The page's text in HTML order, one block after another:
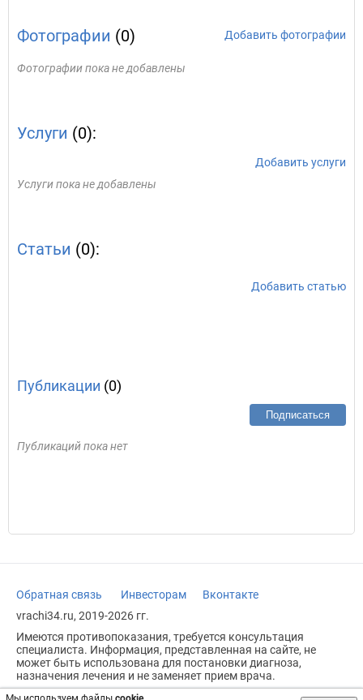
Фотографии (0) Добавить фотографии
Фотографии пока не добавлены
Услуги (0):
Добавить услуги
Услуги пока не добавлены
Статьи (0):
Добавить статью
Публикации (0)
Подписаться
Публикаций пока нет
Обратная связь Инвесторам
Вконтакте
vrachi34.ru, 2019-2026 гг.
Имеются противопоказания, требуется консультация
специалиста. Информация, представленная на сайте, не
может быть использована для постановки диагноза,
назначения лечения и не заменяет прием врача.
Возрастное ограничение: 18+